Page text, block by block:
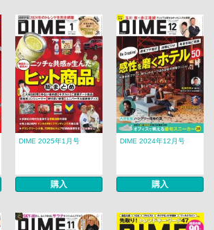
DIME 2025年1月号
購入
DIME 2024年12月号
購入